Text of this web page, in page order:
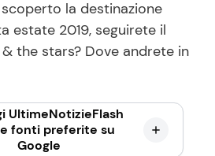
la destinazione
estate 2019, seguirete il
the stars? Dove andrete in
UltimeNotizieFlash
fonti preferite su
Google